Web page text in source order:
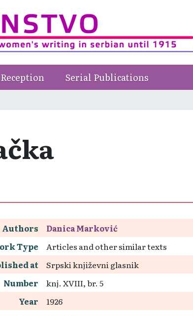
Reception Serial Publications
Authors
Danica Marković
Type
Articles and other similar texts
at
Srpski književni glasnik
Number
knj. XVIII, br. 5
Year
1926